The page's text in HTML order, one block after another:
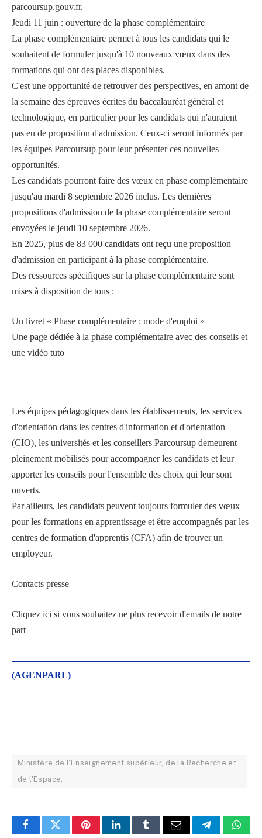
parcoursup.gouv.fr.
Jeudi 11 juin : ouverture de la phase complémentaire
La phase complémentaire permet à tous les candidats qui le
souhaitent de formuler jusqu'à 10 nouveaux vœux dans des
formations qui ont des places disponibles.
C'est une opportunité de retrouver des perspectives, en amont de
la semaine des épreuves écrites du baccalauréat général et
technologique, en particulier pour les candidats qui n'auraient
pas eu de proposition d'admission. Ceux-ci seront informés par
les équipes Parcoursup pour leur présenter ces nouvelles
opportunités.
Les candidats pourront faire des vœux en phase complémentaire
jusqu'au mardi 8 septembre 2026 inclus. Les dernières
propositions d'admission de la phase complémentaire seront
envoyées le jeudi 10 septembre 2026.
En 2025, plus de 83 000 candidats ont reçu une proposition
d'admission en participant à la phase complémentaire.
Des ressources spécifiques sur la phase complémentaire sont
mises à disposition de tous :
Un livret « Phase complémentaire : mode d'emploi »
Une page dédiée à la phase complémentaire avec des conseils et
une vidéo tuto
Les équipes pédagogiques dans les établissements, les services
d'orientation dans les centres d'information et d'orientation
(CIO), les universités et les conseillers Parcoursup demeurent
pleinement mobilisés pour accompagner les candidats et leur
apporter les conseils pour l'ensemble des choix qui leur sont
ouverts.
Par ailleurs, les candidats peuvent toujours formuler des vœux
pour les formations en apprentissage et être accompagnés par les
centres de formation d'apprentis (CFA) afin de trouver un
employeur.
Contacts presse
Cliquez ici si vous souhaitez ne plus recevoir d'emails de notre
part
(AGENPARL)
Ministère de l'Enseignement supérieur, de la Recherche et
de l'Espace,
FacebookTwitterPinterestLinkedInTumblrEmail Telegram